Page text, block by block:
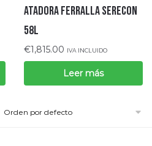
ATADORA FERRALLA SERECON
58L
€1,815.00 IVA INCLUIDO
Leer más